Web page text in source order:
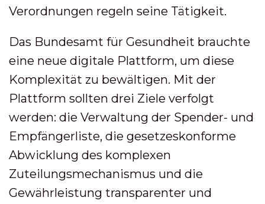
Verordnungen regeln seine Tätigkeit.
Das Bundesamt für Gesundheit brauchte
eine neue digitale Plattform, um diese
Komplexität zu bewältigen. Mit der
Plattform sollten drei Ziele verfolgt
werden: die Verwaltung der Spender- und
Empfängerliste, die gesetzeskonforme
Abwicklung des komplexen
Zuteilungsmechanismus und die
Gewährleistung transparenter und